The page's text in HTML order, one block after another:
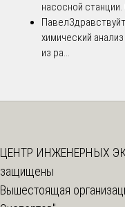
насосной
Павел
химический
из ра...
ЦЕНТР ИНЖЕНЕРНЫХ
защищены
Вышестоящая